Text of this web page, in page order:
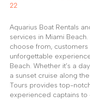
Aquarius Boat Rentals
services in Miami
choose from,
unforgettable
Beach. Whether it’s a
a sunset cruise along
Tours provides top-
experienced captains to